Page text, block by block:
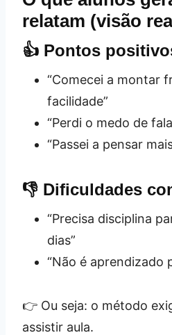
relatam (visão
👍 Pontos
“Comecei a montar
facilidade”
“Perdi o medo de
“Passei a pensar
👎 Dificuldades
“Precisa disciplina
dias”
“Não é aprendizado
👉 Ou seja: o método
assistir aula.